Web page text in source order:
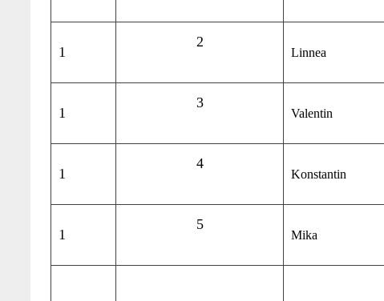
1
2
Linnea
1
3
Valentin
1
4
Konstantin
1
5
Mika